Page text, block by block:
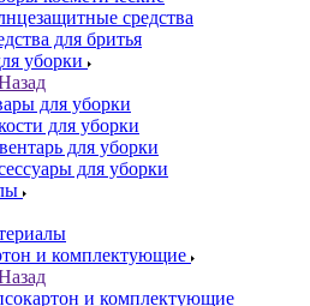
средства
для бритья
уборки
для уборки
для уборки
для уборки
для уборки
и комплектующие
и комплектующие